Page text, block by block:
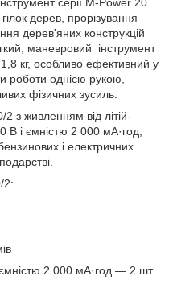
дерев, прорізування
дерев'яних конструкцій
маневровий інструмент
кг, особливо ефективний у
роботи однією рукою,
фізичних зусиль.
з живленням від літій-
В і ємністю 2 000 мА·год,
і електричних
2:
ємністю 2 000 мА·год — 2 шт.